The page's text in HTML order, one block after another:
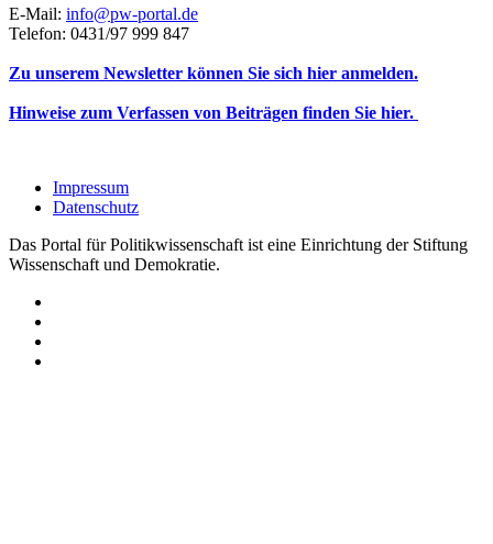
E-Mail: info@pw-portal.de
Telefon: 0431/97 999 847
Zu unserem Newsletter können Sie sich hier anmelden.
Hinweise zum Verfassen von Beiträgen finden Sie hier.
Impressum
Datenschutz
Das Portal für Politikwissenschaft ist eine Einrichtung der Stiftung
Wissenschaft und Demokratie.